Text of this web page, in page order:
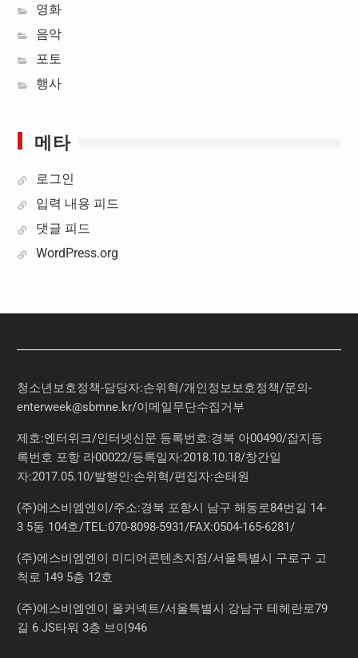
영화
음악
포토
행사
메타
로그인
입력 내용 피드
댓글 피드
WordPress.org
청소년보호정책-담당자:손위혁/개인정보보호정책/문의-
enterweek@sbmne.kr/이메일무단수집거부
제호:엔터위크/인터넷신문 등록번호:경북 아00490/잡지등
록번호 포항 라00022/등록일자:2018.10.18/창간일
자:2017.05.10/발행인:손위혁/편집자:손태원
(주)에스비엠엔이/주소:경북 포항시 남구 해동로84번길 14-
3 5동 104호/TEL:070-8098-5931/FAX:0504-165-6281/
(주)에스비엠엔이 미디어콘텐츠지점/서울특별시 구로구 고
척로 149 5층 12호
(주)에스비엠엔이 올커넥트/서울특별시 강남구 테헤란로79
길 6 JS타워 3층 브이946